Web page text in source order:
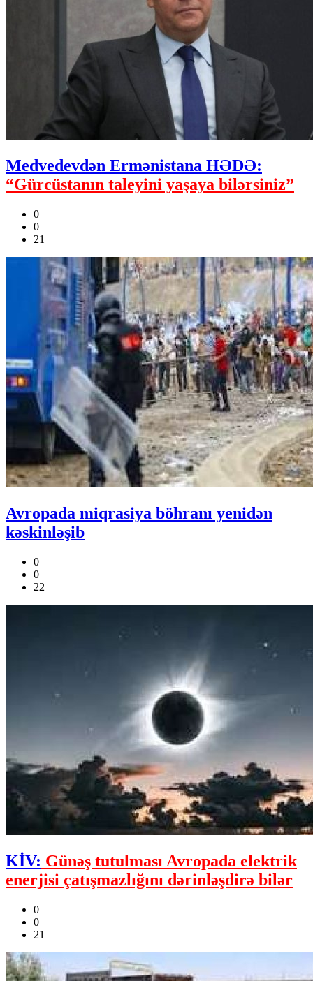
Medvedevdən Ermənistana HƏDƏ:
“Gürcüstanın taleyini yaşaya bilərsiniz”
0
0
21
Avropada miqrasiya böhranı yenidən
kəskinləşib
0
0
22
KİV: Günəş tutulması Avropada elektrik
enerjisi çatışmazlığını dərinləşdirə bilər
0
0
21